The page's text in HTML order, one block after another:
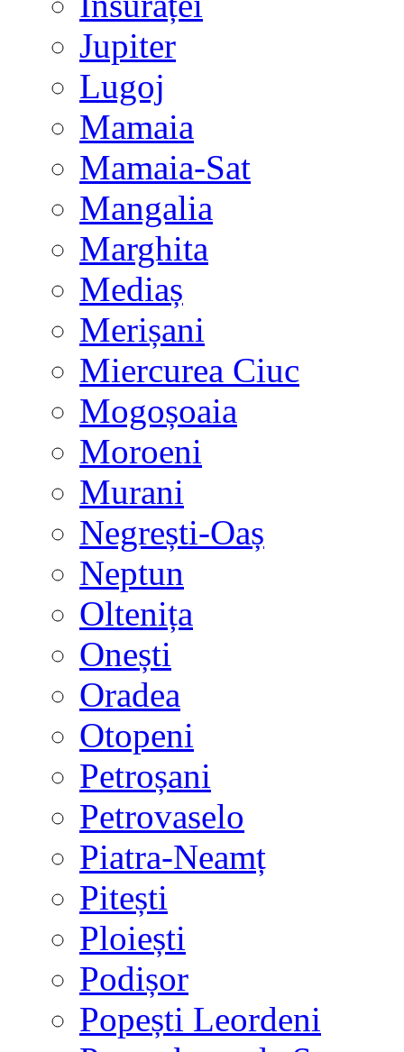
Jupiter
Lugoj
Mamaia
Mamaia-Sat
Mangalia
Marghita
Mediaș
Merișani
Miercurea Ciuc
Mogoșoaia
Moroeni
Murani
Negrești-Oaș
Neptun
Oltenița
Onești
Oradea
Otopeni
Petroșani
Petrovaselo
Piatra-Neamț
Pitești
Ploiești
Podișor
Popești Leordeni